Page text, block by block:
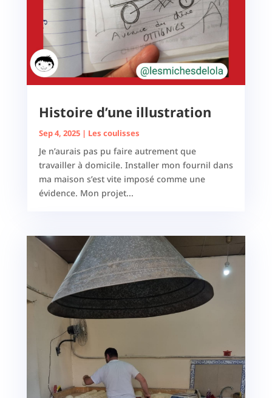
Histoire d’une illustration
Sep 4, 2025| Les coulisses
Je n’aurais pas pu faire autrement que
travailler à domicile. Installer mon fournil dans
ma maison s’est vite imposé comme une
évidence. Mon projet...